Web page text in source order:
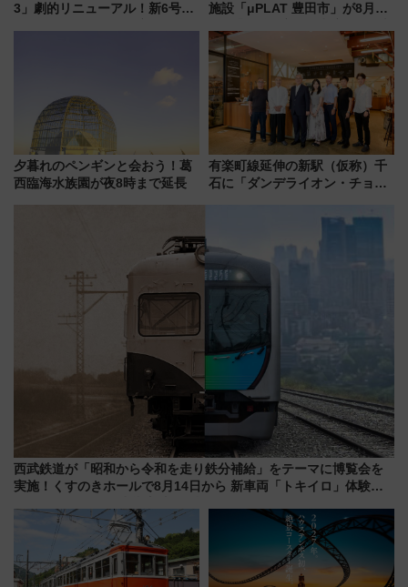
3」劇的リニューアル！新6号車
施設「μPLAT 豊田市」が8月26
たな玄関口へ
夕暮れのペンギンと会おう！葛
西臨海水族園が夜8時まで延長
有楽町線延伸の新駅（仮称）千
石に「ダンデライオン・チョコ
1億円出資で挑む新時代のまちづ
西武鉄道が「昭和から令和を走り鉄分補給」をテーマに博覧会を
実施！くすのきホールで8月14日から 新車両「トキイロ」体験ブ